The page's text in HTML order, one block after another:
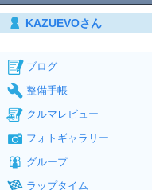
KAZUEVOさん
ブログ
整備手帳
クルマレビュー
フォトギャラリー
グループ
ラップタイム